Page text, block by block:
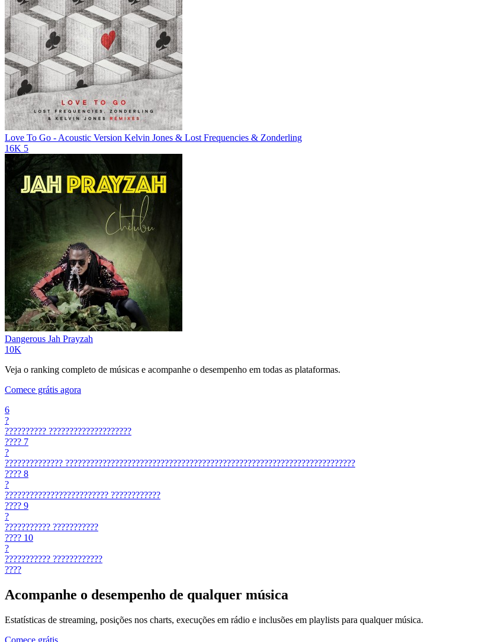
Love To Go - Acoustic Version Kelvin Jones & Lost Frequencies & Zonderling
16K 5
Dangerous Jah Prayzah
10K
Veja o ranking completo de músicas e acompanhe o desempenho em todas as plataformas.
Comece grátis agora
6
?
?????????? ????????????????????
???? 7
?
?????????????? ??????????????????????????????????????????????????????????????????????
???? 8
?
????????????????????????? ????????????
???? 9
?
??????????? ???????????
???? 10
?
??????????? ????????????
????
Acompanhe o desempenho de qualquer música
Estatísticas de streaming, posições nos charts, execuções em rádio e inclusões em playlists para qualquer música.
Comece grátis